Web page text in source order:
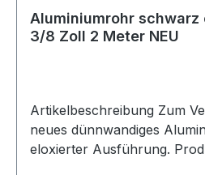
Aluminiumrohr schwarz
3/8 Zoll 2 Meter NEU
Artikelbeschreibung Zum
neues dünnwandiges
eloxierter Ausführung.